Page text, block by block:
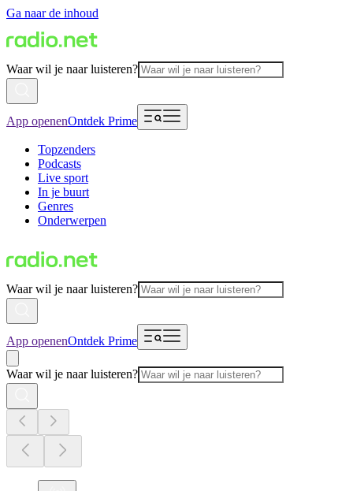
Ga naar de inhoud
Waar wil je naar luisteren?
App openenOntdek Prime
Topzenders
Podcasts
Live sport
In je buurt
Genres
Onderwerpen
Waar wil je naar luisteren?
App openenOntdek Prime
Waar wil je naar luisteren?